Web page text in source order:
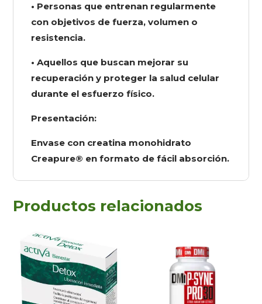
• Personas que entrenan regularmente
con objetivos de fuerza, volumen o
resistencia.
• Aquellos que buscan mejorar su
recuperación y proteger la salud celular
durante el esfuerzo físico.
Presentación:
Envase con creatina monohidrato
Creapure® en formato de fácil absorción.
Productos relacionados